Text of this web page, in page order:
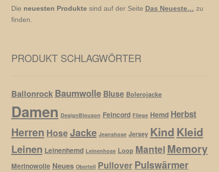
Die neuesten Produktesind auf der Seite Das Neueste… zu
finden.
PRODUKT SCHLAGWÖRTER
Ballonrock Baumwolle Bluse Bolerojacke
Damen DesignBlouson Feincord Fliege Hemd Herbst
Herren Hose Jacke Jeanshose Jersey KindKleid
Leinen Leinenhemd Leinenhose Loop Mantel Memory
Merinowolle Neues Oberteil Pullover Pulswärmer